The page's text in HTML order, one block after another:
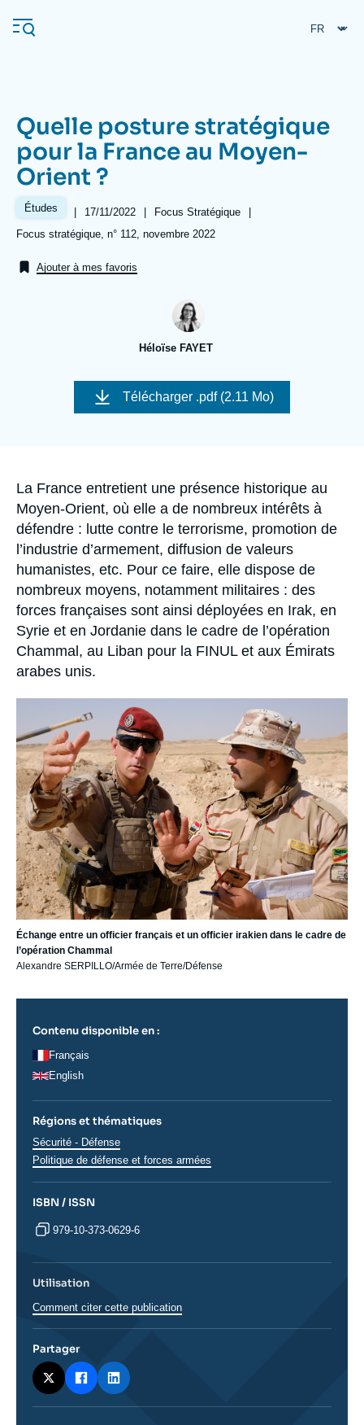
au
contenu
Navigation
principale
L'Ifri
Analyses
Nous soutenir
Quelle posture stratégique
pour la France au Moyen-
Orient ?
Études |
Date
publication
17/11/2022 |
Référence
taxonomie
Focus Stratégique
|
Références
Focus stratégique, n° 112, novembre 2022
Ajouter à mes favoris
Héloïse FAYET
Image
couverture
Télécharger .pdf (2.11 Mo)
Accroche
La France entretient une présence historique au
Moyen-Orient, où elle a de nombreux intérêts à
défendre : lutte contre le terrorisme, promotion de
l’industrie d’armement, diffusion de valeurs
humanistes, etc. Pour ce faire, elle dispose de
nombreux moyens, notamment militaires : des
forces françaises sont ainsi déployées en Irak, en
Syrie et en Jordanie dans le cadre de l’opération
Chammal, au Liban pour la FINUL et aux Émirats
arabes unis.
principale
Échange entre un officier français et un officier irakien dans le cadre de
l’opération Chammal
Alexandre SERPILLO/Armée de Terre/Défense
Contenu disponible en :
Français
English
Régions et thématiques
Thématiques
analyses
Sécurité - Défense
Politique de défense et forces armées
ISBN / ISSN
979-10-373-0629-6
Utilisation
Comment citer cette publication
Partager